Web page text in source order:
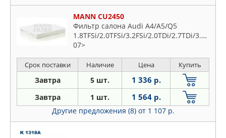
MANN CU2450
Фильтр салона Audi A4/A5/Q5
1.8TFSi/2.0TFSi/3.2FSi/2.0TDi/2.7TDi/3.0TDi
07>
Срок поставки Наличие Цена Купить
Завтра 5 шт. 1 336 р.
Завтра 1 шт. 1 564 р.
Другие предложения (8) от 1 107 р.